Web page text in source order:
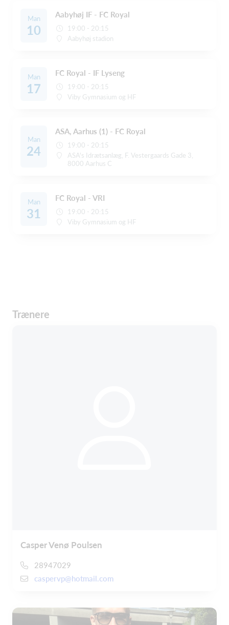
Man
10
Aabyhøj IF - FC Royal
19:00 - 20:15
Aabyhøj stadion
Man
17
FC Royal - IF Lyseng
19:00 - 20:15
Viby Gymnasium og HF
Man
24
ASA, Aarhus (1) - FC Royal
19:00 - 20:15
ASA's Idrætsanlæg, F. Vestergaards Gade 3,
8000 Aarhus C
Man
31
FC Royal - VRI
19:00 - 20:15
Viby Gymnasium og HF
Trænere
Casper Venø Poulsen
28947029
caspervp@hotmail.com